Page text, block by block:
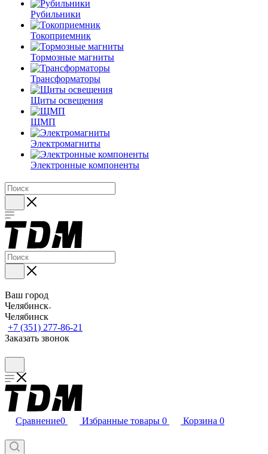
Рубильники
Токоприемник
Тормозные магниты
Трансформаторы
Щиты освещения
ЩМП
Электромагниты
Электронные компоненты
Ваш город
Челябинск
Челябинск
+7 (351) 277-86-21
Заказать звонок
Сравнение0 Избранные товары 0 Корзина 0